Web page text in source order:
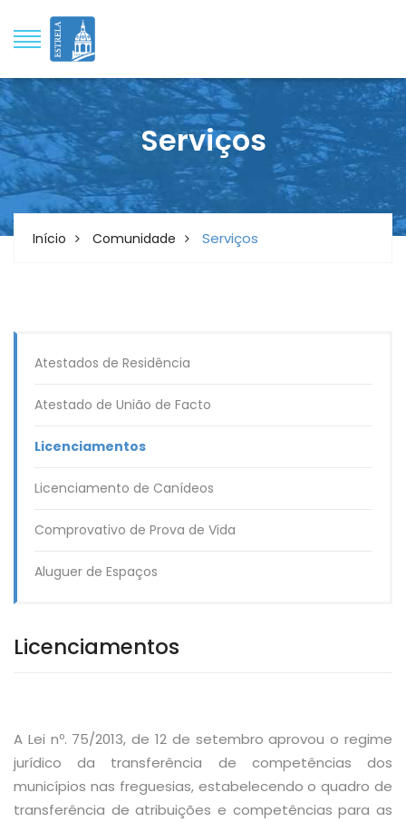
Serviços
Início Comunidade Serviços
Atestados de Residência
Atestado de União de Facto
Licenciamentos
Licenciamento de Canídeos
Comprovativo de Prova de Vida
Aluguer de Espaços
Licenciamentos
A Lei nº. 75/2013, de 12 de setembro aprovou o regime
jurídico da transferência de competências dos
municípios nas freguesias, estabelecendo o quadro de
transferência de atribuições e competências para as